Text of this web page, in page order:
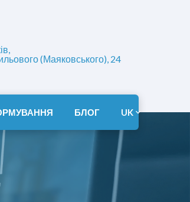
(Маяковського), 24
БЛОГ UK